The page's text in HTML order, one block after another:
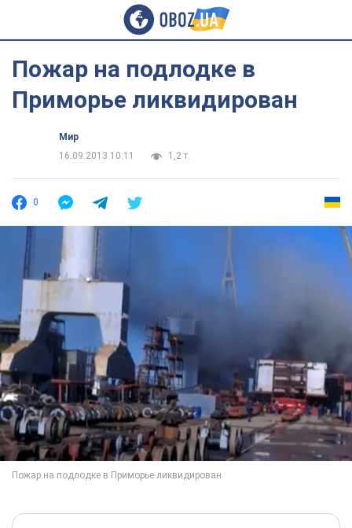
Пожар на подлодке в
Приморье ликвидирован
Мир
16.09.2013 10:11
1,2 т.
0